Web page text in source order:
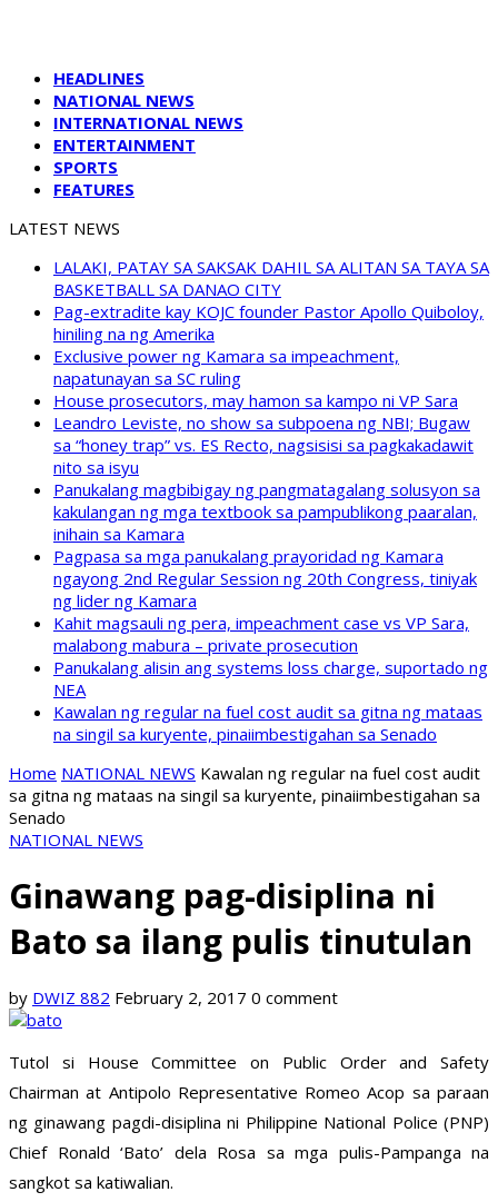
HEADLINES
NATIONAL NEWS
INTERNATIONAL NEWS
ENTERTAINMENT
SPORTS
FEATURES
LATEST NEWS
LALAKI, PATAY SA SAKSAK DAHIL SA ALITAN SA TAYA SA
BASKETBALL SA DANAO CITY
Pag-extradite kay KOJC founder Pastor Apollo Quiboloy,
hiniling na ng Amerika
Exclusive power ng Kamara sa impeachment,
napatunayan sa SC ruling
House prosecutors, may hamon sa kampo ni VP Sara
Leandro Leviste, no show sa subpoena ng NBI; Bugaw
sa “honey trap” vs. ES Recto, nagsisisi sa pagkakadawit
nito sa isyu
Panukalang magbibigay ng pangmatagalang solusyon sa
kakulangan ng mga textbook sa pampublikong paaralan,
inihain sa Kamara
Pagpasa sa mga panukalang prayoridad ng Kamara
ngayong 2nd Regular Session ng 20th Congress, tiniyak
ng lider ng Kamara
Kahit magsauli ng pera, impeachment case vs VP Sara,
malabong mabura – private prosecution
Panukalang alisin ang systems loss charge, suportado ng
NEA
Kawalan ng regular na fuel cost audit sa gitna ng mataas
na singil sa kuryente, pinaiimbestigahan sa Senado
Home NATIONAL NEWS Kawalan ng regular na fuel cost audit
sa gitna ng mataas na singil sa kuryente, pinaiimbestigahan sa
Senado
NATIONAL NEWS
Ginawang pag-disiplina ni
Bato sa ilang pulis tinutulan
by DWIZ 882 February 2, 2017 0 comment
Tutol si House Committee on Public Order and Safety
Chairman at Antipolo Representative Romeo Acop sa paraan
ng ginawang pagdi-disiplina ni Philippine National Police (PNP)
Chief Ronald ‘Bato’ dela Rosa sa mga pulis-Pampanga na
sangkot sa katiwalian.